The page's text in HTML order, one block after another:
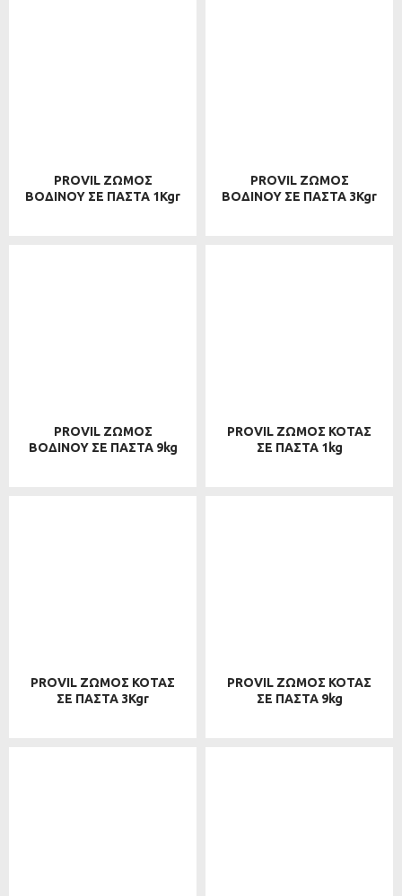
PROVIL ΖΩΜΟΣ
ΒΟΔΙΝΟΥ ΣΕ ΠΑΣΤΑ 1Kgr
PROVIL ΖΩΜΟΣ
ΒΟΔΙΝΟΥ ΣΕ ΠΑΣΤΑ 3Kgr
PROVIL ΖΩΜΟΣ
ΒΟΔΙΝΟΥ ΣΕ ΠΑΣΤΑ 9kg
PROVIL ΖΩΜΟΣ ΚΟΤΑΣ
ΣΕ ΠΑΣΤΑ 1kg
PROVIL ΖΩΜΟΣ ΚΟΤΑΣ
ΣΕ ΠΑΣΤΑ 3Kgr
PROVIL ΖΩΜΟΣ ΚΟΤΑΣ
ΣΕ ΠΑΣΤΑ 9kg